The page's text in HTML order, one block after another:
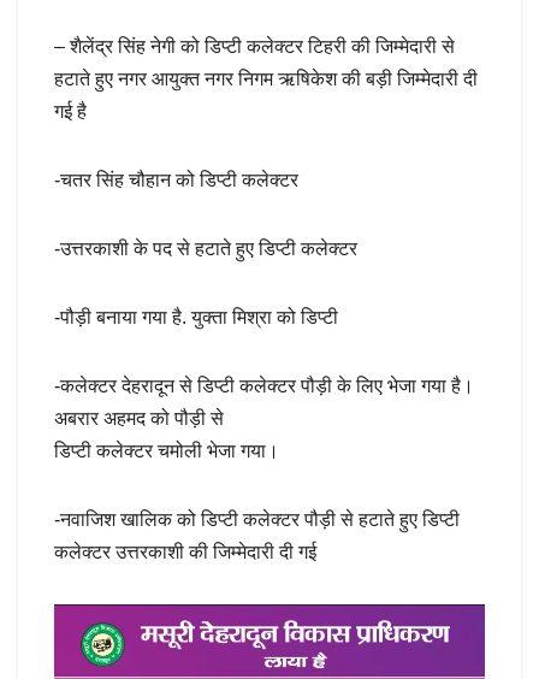
– शैलेंद्र सिंह नेगी को डिप्टी कलेक्टर टिहरी की जिम्मेदारी से
हटाते हुए नगर आयुक्त नगर निगम ऋषिकेश की बड़ी जिम्मेदारी दी
गई है
-चतर सिंह चौहान को डिप्टी कलेक्टर
-उत्तरकाशी के पद से हटाते हुए डिप्टी कलेक्टर
-पौड़ी बनाया गया है. युक्ता मिश्रा को डिप्टी
-कलेक्टर देहरादून से डिप्टी कलेक्टर पौड़ी के लिए भेजा गया है।
अबरार अहमद को पौड़ी से
डिप्टी कलेक्टर चमोली भेजा गया।
-नवाजिश खालिक को डिप्टी कलेक्टर पौड़ी से हटाते हुए डिप्टी
कलेक्टर उत्तरकाशी की जिम्मेदारी दी गई